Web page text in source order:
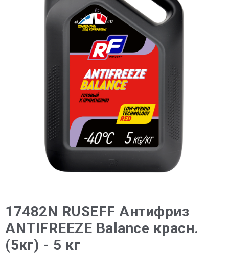
17482N RUSEFF Антифриз
ANTIFREEZE Balance красн.
(5кг) - 5 кг